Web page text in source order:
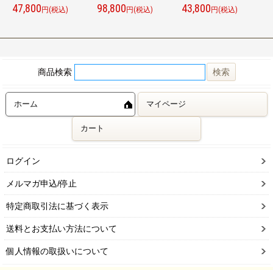
47,800円(税込) 98,800円(税込) 43,800円(税込)
商品検索
ホーム マイページ
カート
ログイン
メルマガ申込/停止
特定商取引法に基づく表示
送料とお支払い方法について
個人情報の取扱いについて